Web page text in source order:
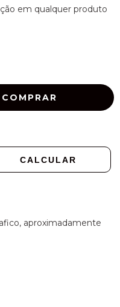
em qualquer produto
CALCULAR
aproximadamente